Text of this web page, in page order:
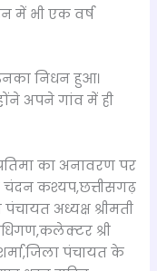
में भी एक वर्ष
निधन हुआ।
अपने गांव में ही
का अनावरण पर
चंदन कश्यप,छत्तीसगढ़
अध्यक्ष श्रीमती
श्री
पंचायत के